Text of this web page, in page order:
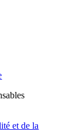
et de la